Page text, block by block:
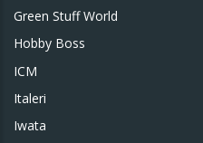
Green Stuff World
Hobby Boss
ICM
Italeri
Iwata